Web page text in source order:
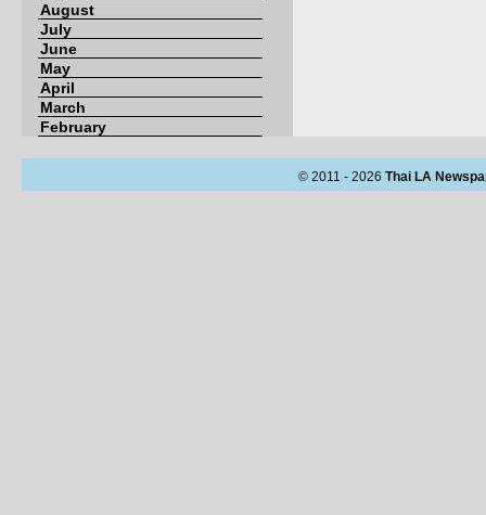
August
July
June
May
April
March
February
© 2011 - 2026 Thai LA